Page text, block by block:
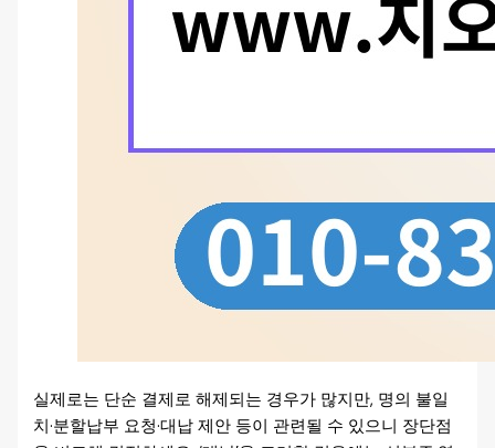
실제로는 단순 결제로 해제되는 경우가 많지만, 명의 불일
치·분할납부 요청·대납 제안 등이 관련될 수 있으니 장단점